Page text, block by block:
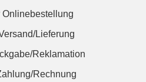
Onlinebestellung
Lieferung
Reklamation
Rechnung